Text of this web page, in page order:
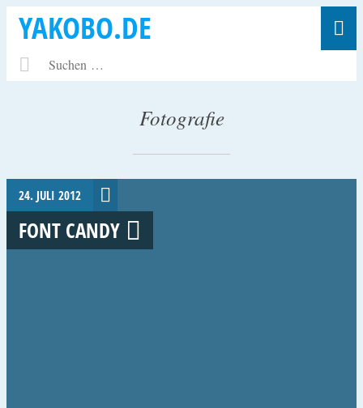
YAKOBO.DE
Fotografie
24. JULI 2012
FONT CANDY